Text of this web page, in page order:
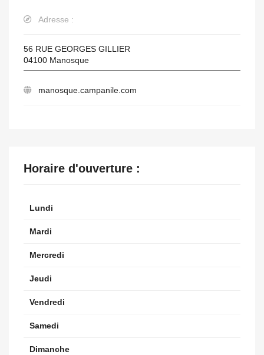
Adresse :
56 RUE GEORGES GILLIER
04100 Manosque
manosque.campanile.com
Horaire d'ouverture :
Lundi
Mardi
Mercredi
Jeudi
Vendredi
Samedi
Dimanche